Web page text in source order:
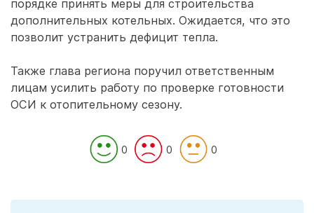
порядке принять меры для строительства
дополнительных котельных. Ожидается, что это
позволит устранить дефицит тепла.
Также глава региона поручил ответственным
лицам усилить работу по проверке готовности
ОСИ к отопительному сезону.
0 0 0